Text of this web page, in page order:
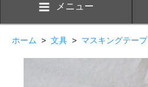
メニュー
ホーム > 文具 > マスキングテープ